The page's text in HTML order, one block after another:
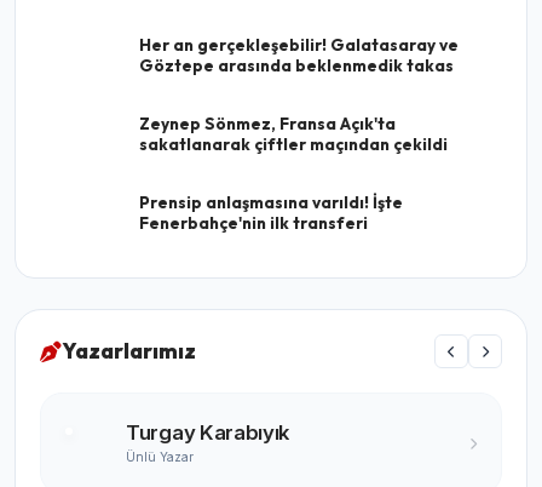
Her an gerçekleşebilir! Galatasaray ve
Göztepe arasında beklenmedik takas
Zeynep Sönmez, Fransa Açık'ta
sakatlanarak çiftler maçından çekildi
Prensip anlaşmasına varıldı! İşte
Fenerbahçe'nin ilk transferi
Yazarlarımız
Turgay Karabıyık
Ünlü Yazar